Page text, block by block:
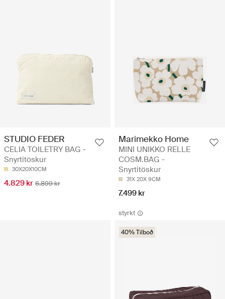
STUDIO FEDER
CELIA TOILETRY BAG -
Snyrtitöskur
30X20X10CM
4.829 kr 6.899 kr
Marimekko Home
MINI UNIKKO RELLE
COSM.BAG -
Snyrtitöskur
31X 20X 9CM
7.499 kr
styrkt
40% Tilboð